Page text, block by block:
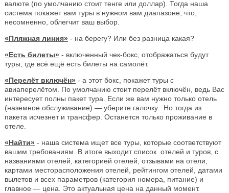
валюте (по умолчанию стоит тенге или доллар). Тогда наша
система покажет вам туры в нужном вам диапазоне, что,
несомненно, облегчит ваш выбор.
«Пляжная линия» - на берегу? Или без разница какая?
«Есть билеты» - включенный чек-бокс, отображаться будут
туры, где всё ещё есть билеты на самолёт.
«Перелёт включён» - а этот бокс, покажет туры с
авиаперелётом. По умолчанию стоит перелёт включён, ведь Вас
интересует полны пакет тура. Если же вам нужно только отель
(наземное обслуживание) — уберите галочку. Но тогда из
пакета исчезнет и трансфер. Останется только проживание в
отеле.
«Найти» - наша система ищет все туры, которые соответствуют
вашим требованиям. В итоге выходит список отелей и туров, с
названиями отелей, категорией отелей, отзывами на отели,
картами месторасположения отелей, рейтингом отелей, датами
вылетов и всех параметров (категория номера, питание) и
главное — цена. Это актуальная цена на данный момент.